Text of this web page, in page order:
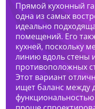
Прямой кухонный
одна из самых
идеально
помещений. Его
кухней, поскольку
линию вдоль стены
противоположных
Этот вариант
ищет баланс между
Нижний Тагил,
+7 (922) 223-48-83
Перейти
Нижний Тагил, пр.
+7 (922) 202-28-40
Перейти
Как к Вам
Телефон